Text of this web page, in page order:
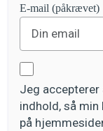
E-mail (påkrævet)
Jeg accepterer
indhold, så
på